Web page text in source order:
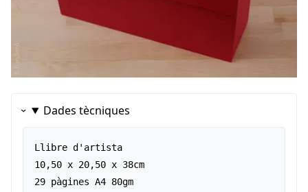
Dades tècniques
Llibre d'artista
10,50 x 20,50 x 38cm
29 pàgines A4 80gm